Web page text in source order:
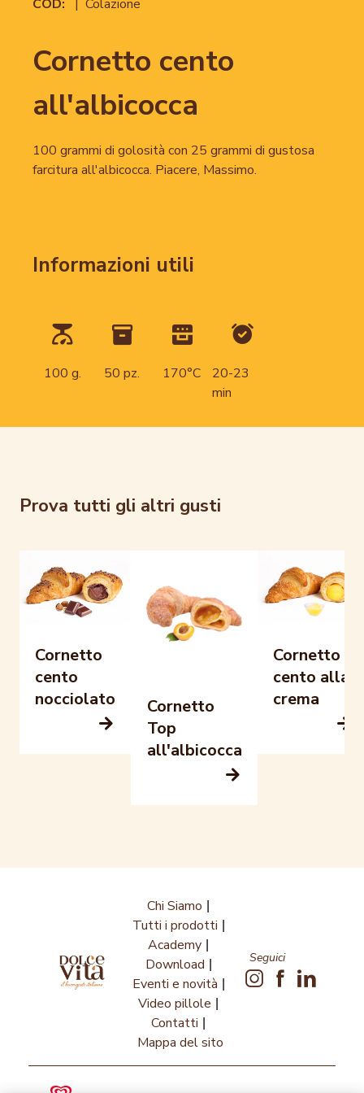
COD: | Colazione
Cornetto cento
all'albicocca
100 grammi di golosità con 25 grammi di gustosa
farcitura all'albicocca. Piacere, Massimo.
Informazioni utili
100 g. 50 pz. 170°C
20-23
min
Prova tutti gli altri gusti
Cornetto
cento
nocciolato
Cornetto
Top
all'albicocca
Cornetto
cento alla
crema
Chi Siamo
Tutti i prodotti
Academy
Download
Eventi e novità
Video pillole
Contatti
Mappa del sito
Seguici